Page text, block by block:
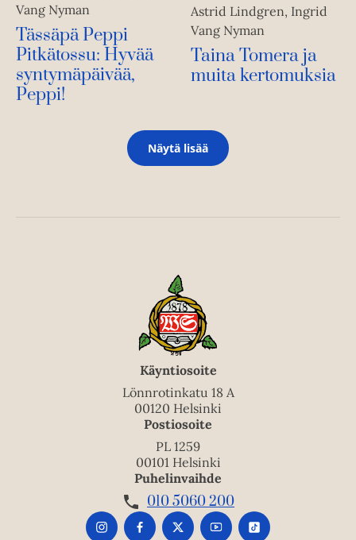
Vang Nyman
Tässäpä Peppi
Pitkätossu: Hyvää
syntymäpäivää,
Peppi!
Astrid Lindgren, Ingrid
Vang Nyman
Taina Tomera ja
muita kertomuksia
Näytä lisää
Käyntiosoite
Lönnrotinkatu 18 A
00120 Helsinki
Postiosoite
PL 1259
00101 Helsinki
Puhelinvaihde
010 5060 200